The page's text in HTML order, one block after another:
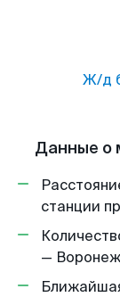
Ж/д
Данные о
станции
—